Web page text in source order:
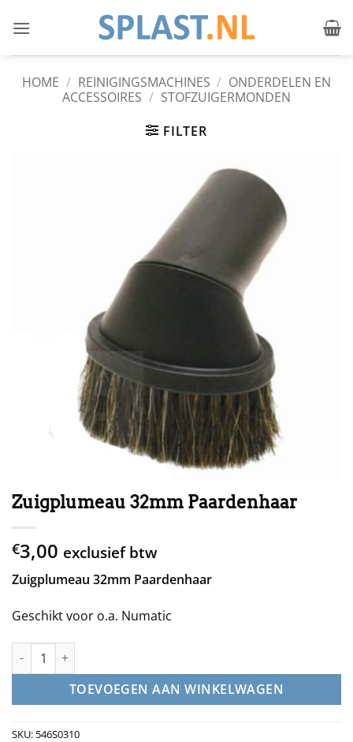
naar
HOME / REINIGINGSMACHINES / ONDERDELEN EN
ACCESSOIRES / STOFZUIGERMONDEN
FILTER
Zuigplumeau 32mm Paardenhaar
€3,00 exclusief btw
Zuigplumeau 32mm Paardenhaar
Geschikt voor o.a. Numatic
Zuigplumeau 32mm Paardenhaar aantal
TOEVOEGEN AAN WINKELWAGEN
SKU: 546S0310